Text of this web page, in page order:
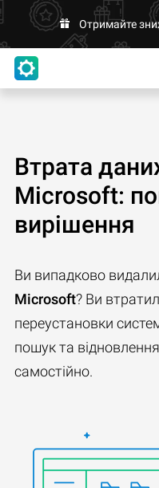
Отримайте
Втрата
Microsoft:
вирішення
Ви випадково
Microsoft? Ви
переустановки
пошук та
самостійно.